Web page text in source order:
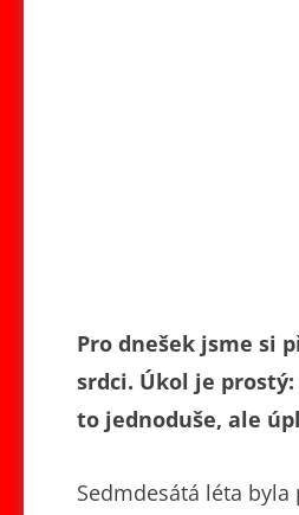
Pro dnešek jsme si
srdci. Úkol je
to jednoduše, ale
Sedmdesátá léta